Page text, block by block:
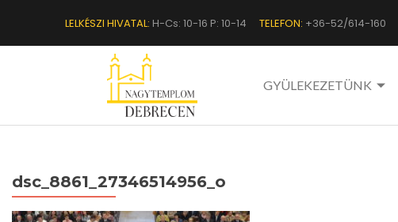
LELKÉSZI HIVATAL: H-Cs: 10-16 P: 10-14 TELEFON: +36-52/614-160
GYÜLEKEZETÜNK
dsc_8861_27346514956_o